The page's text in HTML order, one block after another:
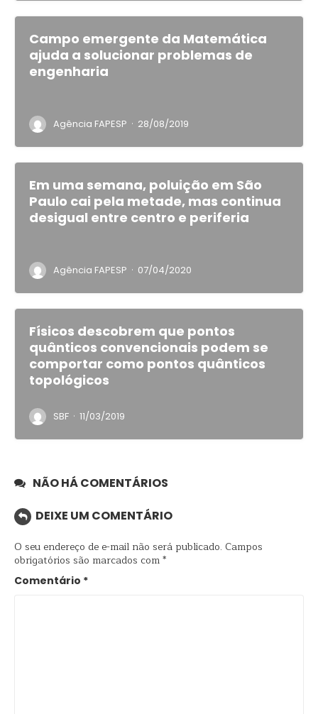
Campo emergente da Matemática
ajuda a solucionar problemas de
engenharia
Agência FAPESP · 28/08/2019
Em uma semana, poluição em São
Paulo cai pela metade, mas continua
desigual entre centro e periferia
Agência FAPESP · 07/04/2020
Físicos descobrem que pontos
quânticos convencionais podem se
comportar como pontos quânticos
topológicos
SBF · 11/03/2019
NÃO HÁ COMENTÁRIOS
DEIXE UM COMENTÁRIO
O seu endereço de e-mail não será publicado. Campos
obrigatórios são marcados com*
Comentário *